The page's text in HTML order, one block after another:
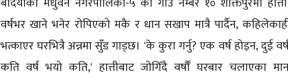
वर्षभर खाने भनेर रोपिएको मकै र धान सखाप मात्रै पार्दैन,
भत्काएर घरभित्रै अन्नमा सुँड गाड्छ। 'के कुरा गर्नु? एक वर्ष होइन, दुई
कति वर्ष भयो कति,' हात्तीबाट जोगिँदै वर्षौँ घरबार चलाएका